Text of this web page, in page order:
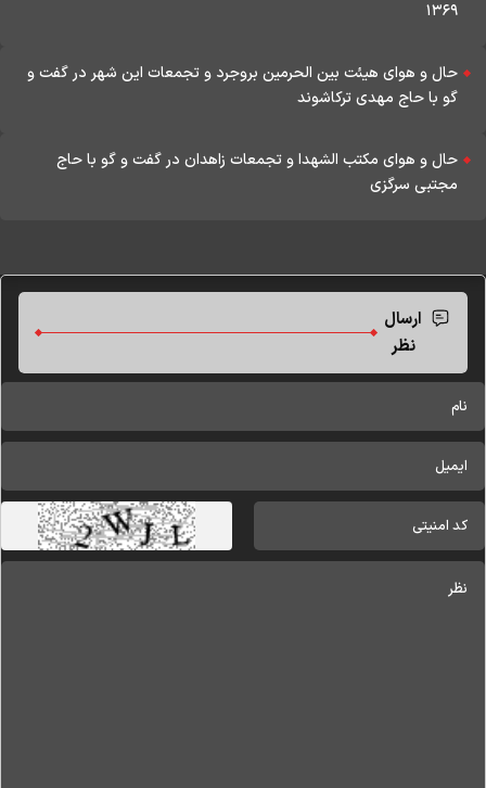
۱۳۶۹
حال و هوای هیئت بین الحرمین بروجرد و تجمعات این شهر در گفت و
گو با حاج مهدی ترکاشوند
حال و هوای مکتب الشهدا و تجمعات زاهدان در گفت و گو با حاج
مجتبی سرگزی
ارسال
نظر